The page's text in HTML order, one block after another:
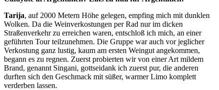
Tarija, auf 2000 Metern Höhe gelegen, empfing mich mit dunklen
Wolken. Da die Weinverkostungen per Rad nur im dicken
Straßenverkehr zu erreichen waren, entschloß ich mich, an einer
geführten Tour teilzunehmen. Die Gruppe war auch vor jeglicher
Verkostung ganz lustig, kaum am ersten Weingut angekommen,
begann es zu regnen. Zuerst probierten wir von einer Art mildem
Brand, genannt Singani, gottseidank ich zuerst pur, die anderen
durften sich den Geschmack mit süßer, warmer Limo komplett
verderben lassen.